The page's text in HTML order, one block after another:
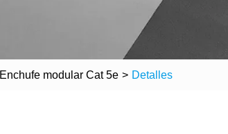
Enchufe modular Cat 5e > Detalles